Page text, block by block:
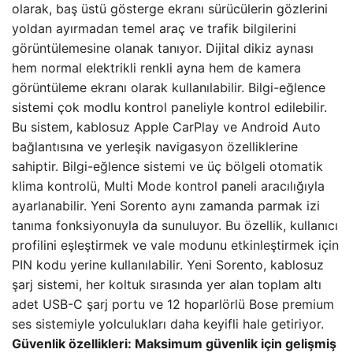
olarak, baş üstü gösterge ekranı sürücülerin gözlerini
yoldan ayırmadan temel araç ve trafik bilgilerini
görüntülemesine olanak tanıyor. Dijital dikiz aynası
hem normal elektrikli renkli ayna hem de kamera
görüntüleme ekranı olarak kullanılabilir. Bilgi-eğlence
sistemi çok modlu kontrol paneliyle kontrol edilebilir.
Bu sistem, kablosuz Apple CarPlay ve Android Auto
bağlantısına ve yerleşik navigasyon özelliklerine
sahiptir. Bilgi-eğlence sistemi ve üç bölgeli otomatik
klima kontrolü, Multi Mode kontrol paneli aracılığıyla
ayarlanabilir. Yeni Sorento aynı zamanda parmak izi
tanıma fonksiyonuyla da sunuluyor. Bu özellik, kullanıcı
profilini eşleştirmek ve vale modunu etkinleştirmek için
PIN kodu yerine kullanılabilir. Yeni Sorento, kablosuz
şarj sistemi, her koltuk sırasında yer alan toplam altı
adet USB-C şarj portu ve 12 hoparlörlü Bose premium
ses sistemiyle yolculukları daha keyifli hale getiriyor.
Güvenlik özellikleri: Maksimum güvenlik için gelişmiş